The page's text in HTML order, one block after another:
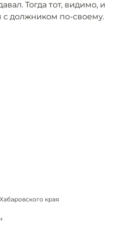
Тогда тот, видимо, и
с должником по-своему.
края